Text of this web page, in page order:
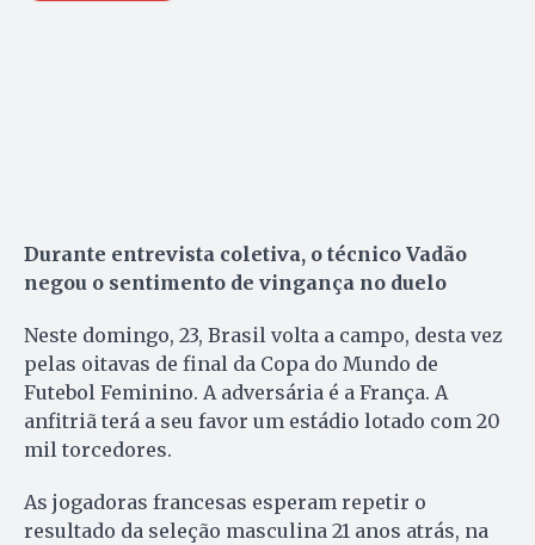
Durante entrevista coletiva, o técnico Vadão
negou o sentimento de vingança no duelo
Neste domingo, 23, Brasil volta a campo, desta vez
pelas oitavas de final da Copa do Mundo de
Futebol Feminino. A adversária é a França. A
anfitriã terá a seu favor um estádio lotado com 20
mil torcedores.
As jogadoras francesas esperam repetir o
resultado da seleção masculina 21 anos atrás, na